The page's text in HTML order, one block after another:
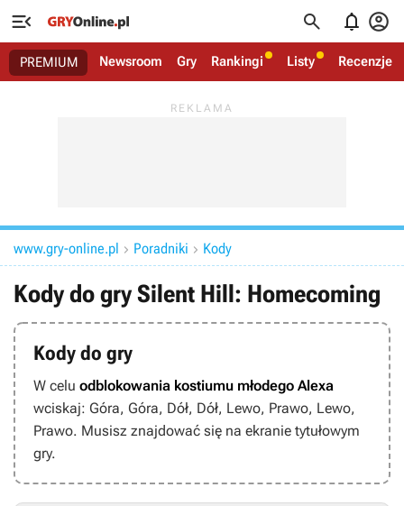
   
PREMIUM Newsroom Gry Rankingi Listy Recenzje
www.gry-online.pl  Poradniki  Kody
Kody do gry Silent Hill: Homecoming
Kody do gry
W celu odblokowania kostiumu młodego Alexa
wciskaj: Góra, Góra, Dół, Dół, Lewo, Prawo, Lewo,
Prawo. Musisz znajdować się na ekranie tytułowym
gry.